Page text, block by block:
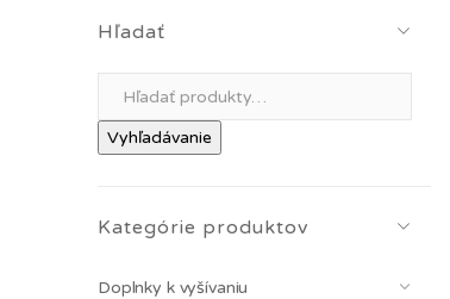
Hľadať
Vyhľadávanie
Kategórie produktov
Doplnky k vyšívaniu